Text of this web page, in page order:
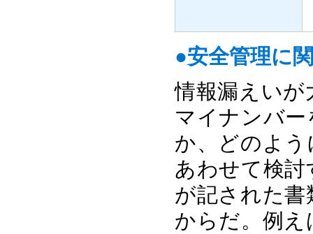
●安全管理に
情報漏えいが
マイナンバ
か、どのよ
あわせて検
が記された
からだ。例え